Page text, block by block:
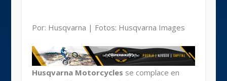
Por: Husqvarna | Fotos: Husqvarna Images
Husqvarna Motorcycles se complace en